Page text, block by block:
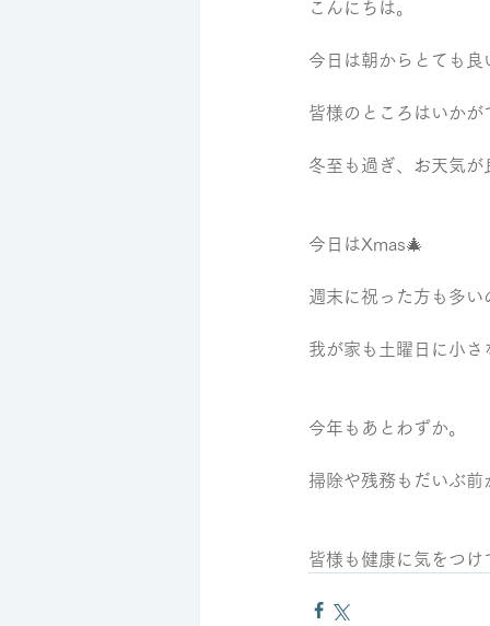
こんにちは。
今日は朝からとても良
皆様のところはいかが
冬至も過ぎ、お天気
今日はXmas🎄
週末に祝った方も多
我が家も土曜日に小
今年もあとわずか。
掃除や残務もだいぶ
皆様も健康に気をつ